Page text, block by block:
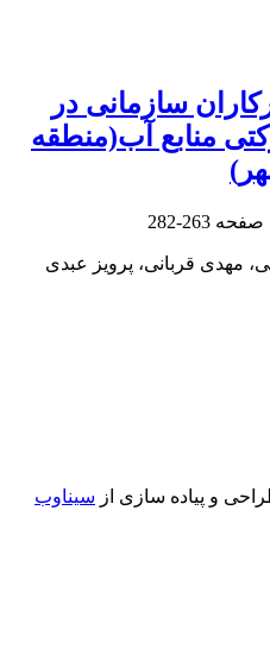
سازمانی در
منابع آب(منطقه
263-282
مهدی قربانی، پرویز عبدی
و پیاده سازی از سیناوب